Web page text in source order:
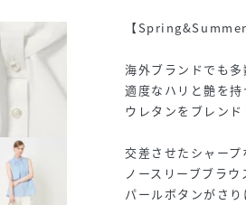
【
海外ブランドでも
適度なハリと艶を
ウレタンをブレンド
交差させたシャー
ノースリーブブラウ
パールボタンがさ